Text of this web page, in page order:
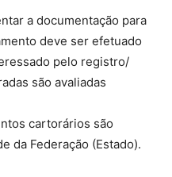
a documentação para
deve ser efetuado
pelo registro/
são avaliadas
cartorários são
da Federação (Estado).